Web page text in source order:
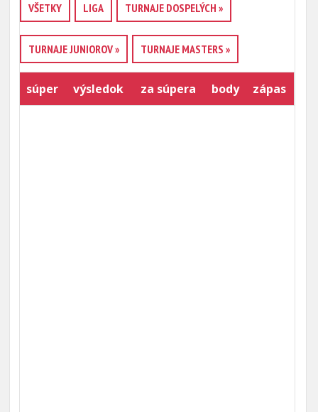
VŠETKY LIGA TURNAJE DOSPELÝCH »
TURNAJE JUNIOROV » TURNAJE MASTERS »
súper výsledok za súpera body zápas